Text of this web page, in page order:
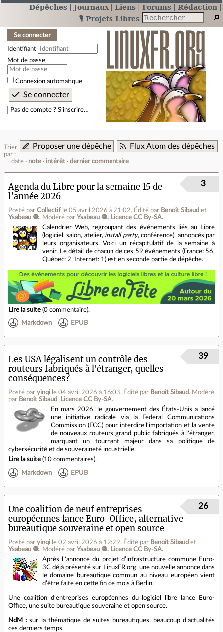
Dépêches Journaux Liens Forums
Rédaction
🎙️ Projets Libres
Se connecter
Identifiant
Mot de passe
Connexion automatique
Pas de compte ? S’inscrire…
Flux Atom des dépêches
Proposer une dépêche
Trier
par :
date
note intérêt dernier commentaire
Agenda du Libre pour la semaine 15 de
l’année 2026
Posté par Collectif le 05 avril 2026 à 21:02. Édité par Benoît Sibaud et
Ysabeau 🧶. Modéré par Ysabeau 🧶. Licence CC By‑SA.
3
Calendrier Web, regroupant des événements liés au Libre
(logiciel, salon, atelier, install party, conférence), annoncés par
leurs organisateurs. Voici un récapitulatif de la semaine à
venir. Le détail de chacun de ces 59 événements (France: 56,
Québec: 2, Internet: 1) est en seconde partie de dépêche.
Lire la suite (0 commentaire).
Markdown EPUB
Les USA légalisent un contrôle des
routeurs fabriqués à l'étranger, quelles
conséquences?
Posté par yinqi le 04 avril 2026 à 16:03. Édité par Benoît Sibaud. Modéré
par Benoît Sibaud. Licence CC By‑SA.
39
En mars 2026, le gouvernement des États-Unis a lancé
une initiative radicale via la Federal Communications
Commission (FCC) pour interdire l'importation et la vente
de nouveaux routeurs grand public fabriqués à l'étranger,
marquant un tournant majeur dans sa politique de
cybersécurité et de souveraineté industrielle.
Lire la suite (10 commentaires).
Markdown EPUB
Une coalition de neuf entreprises
européennes lance Euro-Office, alternative
bureautique souveraine et open source
Posté par yinqi le 02 avril 2026 à 12:29. Édité par Benoît Sibaud et
Ysabeau 🧶. Modéré par Ysabeau 🧶. Licence CC By‑SA.
26
Après l’'annonce du projet d’infrastructure commune Euro-
3C déjà présenté sur LinuxFR.org, une nouvelle annonce dans
le domaine bureautique commun au niveau européen vient
d’être faite en cette fin de mois à Berlin.
Une coalition d’entreprises européennes du logiciel libre lance Euro-
Office, une suite bureautique souveraine et open source.
NdM : sur la thématique de suites bureautiques, beaucoup d’actualités
ces derniers temps